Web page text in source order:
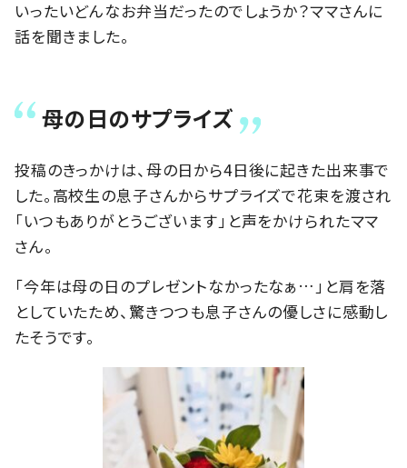
いったいどんなお弁当だったのでしょうか？ママさんに
話を聞きました。
母の日のサプライズ
投稿のきっかけは、母の日から4日後に起きた出来事で
した。高校生の息子さんからサプライズで花束を渡され
「いつもありがとうございます」と声をかけられたママ
さん。
「今年は母の日のプレゼントなかったなぁ…」と肩を落
としていたため、驚きつつも息子さんの優しさに感動し
たそうです。